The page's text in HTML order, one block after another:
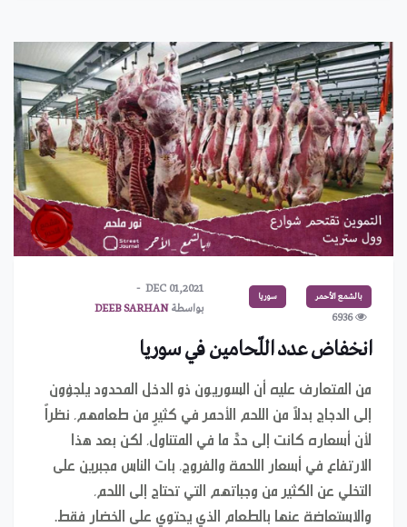
بالشمع الأحمر سوريا
6936
DEC 01,2021
بواسطةDEEB SARHAN
انخفاض عدد اللّحامين في سوريا
من المتعارف عليه أن السوريون ذو الدخل المحدود يلجؤون
إلى الدجاج بدلاً من اللحم الأحمر في كثيرٍ من طعامهم، نظراً
لأن أسعاره كانت إلى حدٍّ ما في المتناول، لكن بعد هذا
الارتفاع في أسعار اللحمة والفروج، بات الناس مجبرين على
التخلي عن الكثير من وجباتهم التي تحتاج إلى اللحم،
والاستعاضة عنها بالطعام الذي يحتوي على الخضار فقط.